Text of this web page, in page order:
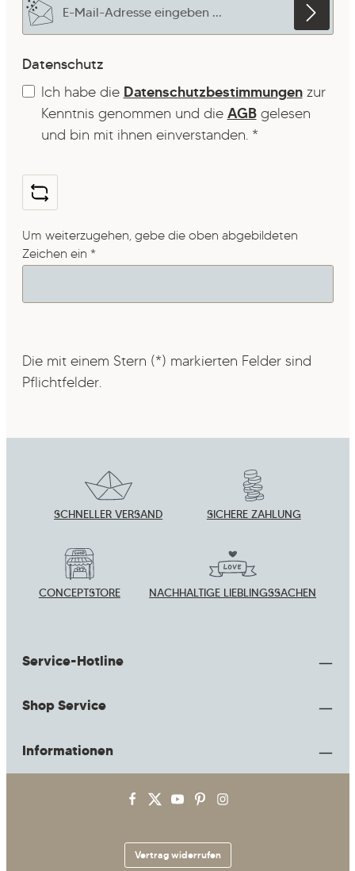
Datenschutz
Ich habe die Datenschutzbestimmungenzur
Kenntnis genommen und die AGBgelesen
und bin mit ihnen einverstanden. *
Um weiterzugehen, gebe die oben abgebildeten
Zeichen ein *
Die mit einem Stern (*) markierten Felder sind
Pflichtfelder.
SCHNELLER VERSAND SICHERE ZAHLUNG
CONCEPTSTORE NACHHALTIGE LIEBLINGSSACHEN
Service-Hotline
Shop Service
Informationen
Vertrag widerrufen